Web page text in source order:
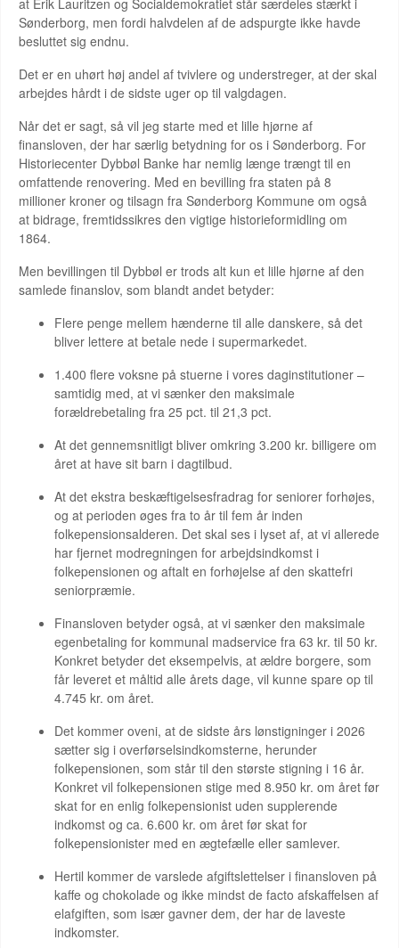
Sønderborg, men fordi halvdelen af de adspurgte ikke havde
besluttet sig endnu.
Det er en uhørt høj andel af tvivlere og understreger, at der skal
arbejdes hårdt i de sidste uger op til valgdagen.
Når det er sagt, så vil jeg starte med et lille hjørne af
finansloven, der har særlig betydning for os i Sønderborg. For
Historiecenter Dybbøl Banke har nemlig længe trængt til en
omfattende renovering. Med en bevilling fra staten på 8
millioner kroner og tilsagn fra Sønderborg Kommune om også
at bidrage, fremtidssikres den vigtige historieformidling om
1864.
Men bevillingen til Dybbøl er trods alt kun et lille hjørne af den
samlede finanslov, som blandt andet betyder:
Flere penge mellem hænderne til alle danskere, så det
bliver lettere at betale nede i supermarkedet.
1.400 flere voksne på stuerne i vores daginstitutioner –
samtidig med, at vi sænker den maksimale
forældrebetaling fra 25 pct. til 21,3 pct.
At det gennemsnitligt bliver omkring 3.200 kr. billigere om
året at have sit barn i dagtilbud.
At det ekstra beskæftigelsesfradrag for seniorer forhøjes,
og at perioden øges fra to år til fem år inden
folkepensionsalderen. Det skal ses i lyset af, at vi allerede
har fjernet modregningen for arbejdsindkomst i
folkepensionen og aftalt en forhøjelse af den skattefri
seniorpræmie.
Finansloven betyder også, at vi sænker den maksimale
egenbetaling for kommunal madservice fra 63 kr. til 50 kr.
Konkret betyder det eksempelvis, at ældre borgere, som
får leveret et måltid alle årets dage, vil kunne spare op til
4.745 kr. om året.
Det kommer oveni, at de sidste års lønstigninger i 2026
sætter sig i overførselsindkomsterne, herunder
folkepensionen, som står til den største stigning i 16 år.
Konkret vil folkepensionen stige med 8.950 kr. om året før
skat for en enlig folkepensionist uden supplerende
indkomst og ca. 6.600 kr. om året før skat for
folkepensionister med en ægtefælle eller samlever.
Hertil kommer de varslede afgiftslettelser i finansloven på
kaffe og chokolade og ikke mindst de facto afskaffelsen af
elafgiften, som især gavner dem, der har de laveste
indkomster.